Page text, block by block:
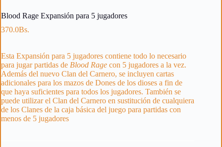
Blood Rage Expansión para 5 jugadores
370.0Bs.
Esta Expansión para 5 jugadores contiene todo lo necesario
para jugar partidas de Blood Rage con 5 jugadores a la vez.
Además del nuevo Clan del Carnero, se incluyen cartas
adicionales para los mazos de Dones de los dioses a fin de
que haya suficientes para todos los jugadores. También se
puede utilizar el Clan del Carnero en sustitución de cualquiera
de los Clanes de la caja básica del juego para partidas con
menos de 5 jugadores